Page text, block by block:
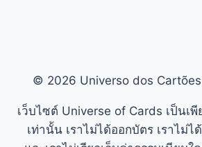
© 2026 Universo dos
เว็บไซต์ Universe of Cards เป็นเ
เท่านั้น เราไม่ได้ออกบัตร เราไม่ไ